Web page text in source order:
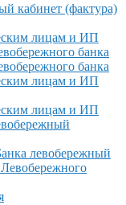
кабинет (фактура)
лицам и ИП
банка
банка
лицам и ИП
лицам и ИП
левобережный